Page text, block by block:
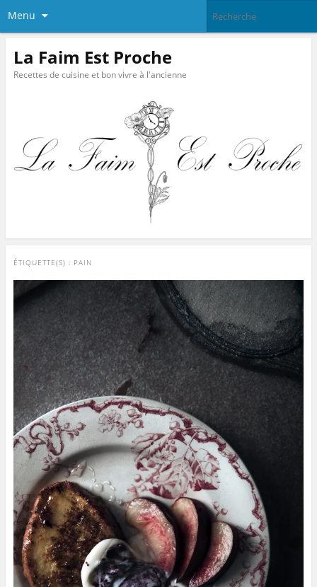
Menu
La Faim Est Proche
Recettes de cuisine et bon vivre à l'ancienne
ÉTIQUETTE(S) : PAIN